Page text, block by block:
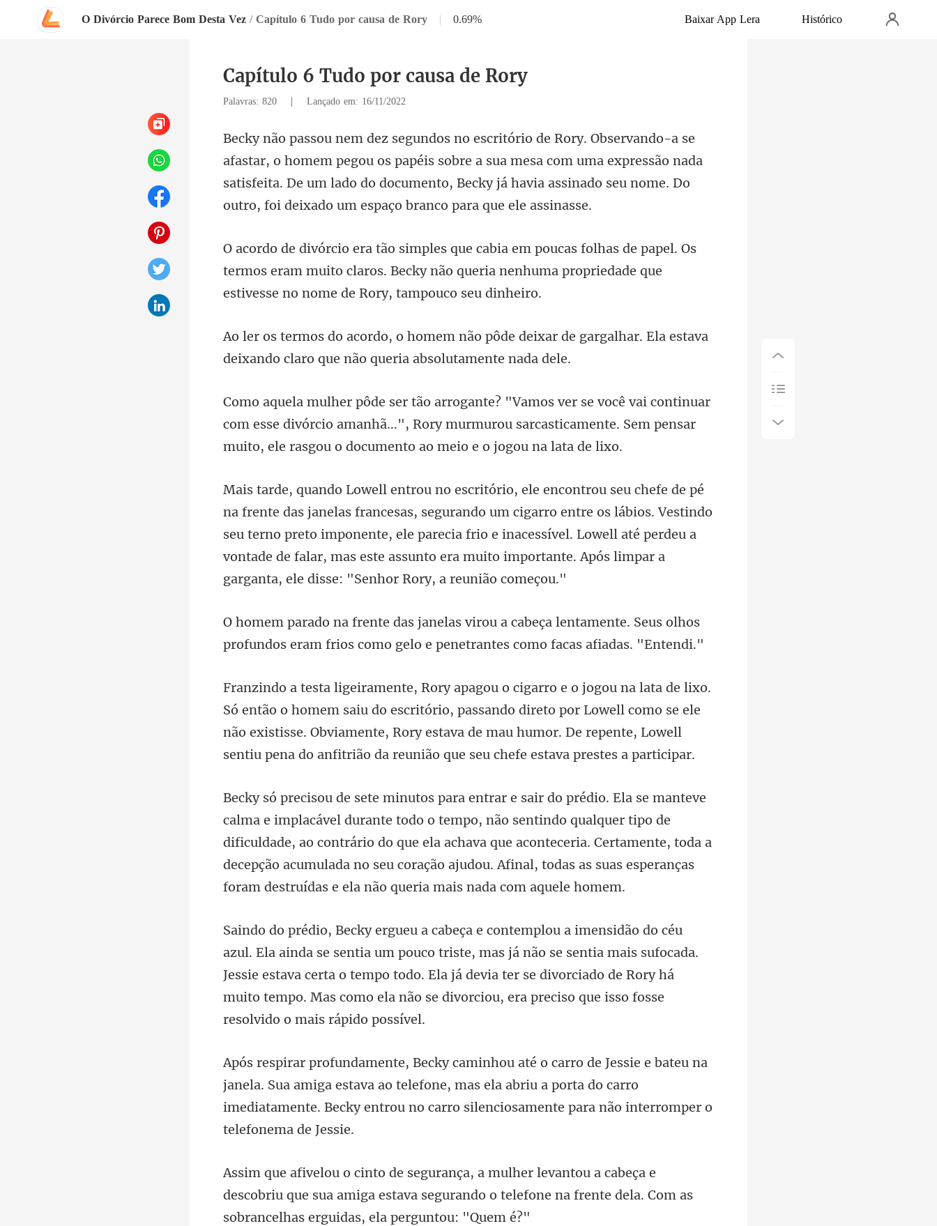
O Divórcio Parece Bom Desta Vez / Capítulo 6 Tudo por causa de Rory | 0.69% Baixar App Lera Histórico
Capítulo 6 Tudo por causa de Rory
Palavras: 820 | Lançado em: 16/11/2022
ou os papéis sobre a sua mesa com uma expressão nada
satisfeita. De um lado do documento, Bec
de papel. Os
termos eram muito claros. Becky não queria nenhuma
deixar de gargalhar. Ela estava
deixando cl
nuar
com esse divórcio amanhã...", Rory murmurou sarcasticamente. Sem p
um cigarro entre os lábios. Vestindo
seu terno preto imponente, ele parecia frio e inacessível. Lowell até perdeu a
von
a lentamente. Seus olhos
profundos eram frios como
do escritório, passando direto por Lowell como se ele
não existisse. Obviamente, Rory estava de mau h
o sentindo qualquer tipo de
dificuldade, ao contrário do que ela achava que aconteceria. Certamente, toda a
decepção acumu
ste, mas já não se sentia mais sufocada.
Jessie estava certa o tempo todo. Ela já devia ter se divorciado de R
la. Sua amiga estava ao telefone, mas ela abriu a porta do carro
imediatamente. B
eça e
descobriu que sua amiga estava segurando o telefone na fre